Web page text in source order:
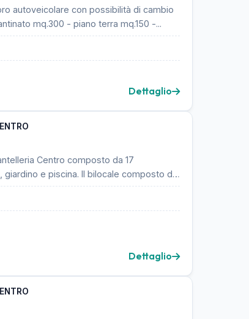
autoveicolare con possibilità di cambio
mq.300 - piano terra mq.150 -...
Dettaglio
Centro composto da 17
e piscina. Il bilocale composto da
Dettaglio